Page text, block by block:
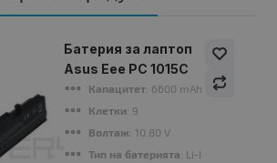
Батерия за лаптоп
Asus Eee PC 1015C
Капацитет: 6600 mAh
Клетки: 9
Волтаж: 10.80 V
Тип на батерията: Li-Ion